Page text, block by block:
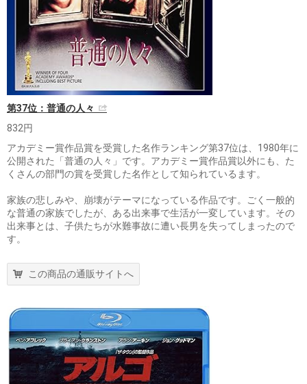
第37位：普通の人々
832円
アカデミー賞作品賞を受賞した名作ランキング第37位は、1980年に
公開された「普通の人々」です。アカデミー賞作品賞以外にも、た
くさんの部門の賞を受賞した名作として知られているます。
家族の悲しみや、崩壊がテーマになっている作品です。ごく一般的
な普通の家族でしたが、ある出来事で生活が一変しています。その
出来事とは、子供たちが水難事故に遭い長男を失ってしまったので
す。
この商品の通販サイトへ